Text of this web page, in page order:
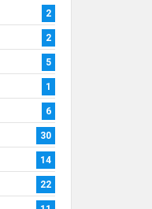
2
2
5
1
6
30
14
22